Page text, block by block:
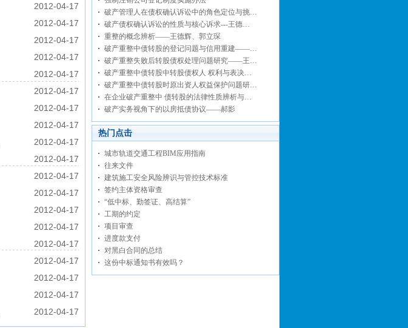
2012-04-17
2012-04-17
2012-04-17
2012-04-17
2012-04-17
2012-04-17
2012-04-17
2012-04-17
2012-04-17
2012-04-17
2012-04-17
2012-04-17
2012-04-17
2012-04-17
2012-04-17
2012-04-17
2012-04-17
2012-04-17
2012-04-17
破产管理人在债权确认诉讼中的角色定位与挑…
破产债权确认诉讼的性质与核心诉求---王德…
重整的概念辨析——王德辉、郭立琛
破产重整中债转股的登记问题与信用重建——…
破产重整失败后转股债权处理问题研究——王…
破产重整中债转股中转股债权人 权利与表决…
破产重整中债转股时原出资人权益保护问题研…
在企业破产重整中 债转股的法律性质辨析与…
破产实务视角下的以房抵债协议——郝影
热门点击
城市轨道交通工程BIM应用指南
往来文件
建筑施工安全风险辨识与管控技术标准
签约主体资格审查
“低中标、勤签证、高结算”
工期的约定
项目审查
进度款支付
对黑白合同的总结
这份中标通知书有效吗？